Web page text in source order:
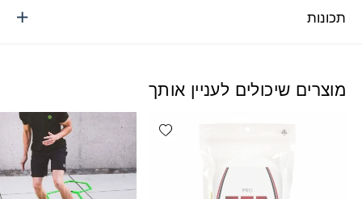
תכונות
מוצרים שיכולים לעניין אותך
Add wishlist